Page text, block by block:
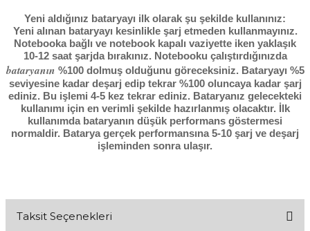
Yeni aldığınız bataryayı ilk olarak şu şekilde kullanınız:
Yeni alınan bataryayı kesinlikle şarj etmeden kullanmayınız.
Notebooka bağlı ve notebook kapalı vaziyette iken yaklaşık
10-12 saat şarjda bırakınız. Notebooku çalıştırdığınızda
bataryanın %100 dolmuş olduğunu göreceksiniz. Bataryayı %5
seviyesine kadar deşarj edip tekrar %100 oluncaya kadar şarj
ediniz. Bu işlemi 4-5 kez tekrar ediniz. Bataryanız gelecekteki
kullanımı için en verimli şekilde hazırlanmış olacaktır. İlk
kullanımda bataryanın düşük performans göstermesi
normaldir. Batarya gerçek performansına 5-10 şarj ve deşarj
işleminden sonra ulaşır.
Taksit Seçenekleri